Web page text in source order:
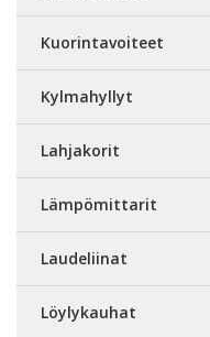
Kuorintavoiteet
Kylmahyllyt
Lahjakorit
Lämpömittarit
Laudeliinat
Löylykauhat